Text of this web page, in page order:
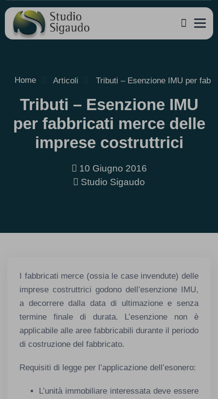
Home Articoli Tributi – Esenzione IMU per
Tributi – Esenzione IMU
per fabbricati merce delle
imprese costruttrici
10 Giugno 2016
Studio Sigaudo
I fabbricati merce (ossia le case invendute) delle
imprese costruttrici godono dell’esenzione IMU,
a decorrere dalla data di ultimazione e senza
termine finale di durata. L’esenzione non è
applicabile alle aree fabbricabili durante il periodo
di costruzione del fabbricato.
Requisiti di legge per l’applicazione dell’esonero:
L’unità immobiliare interessata deve essere